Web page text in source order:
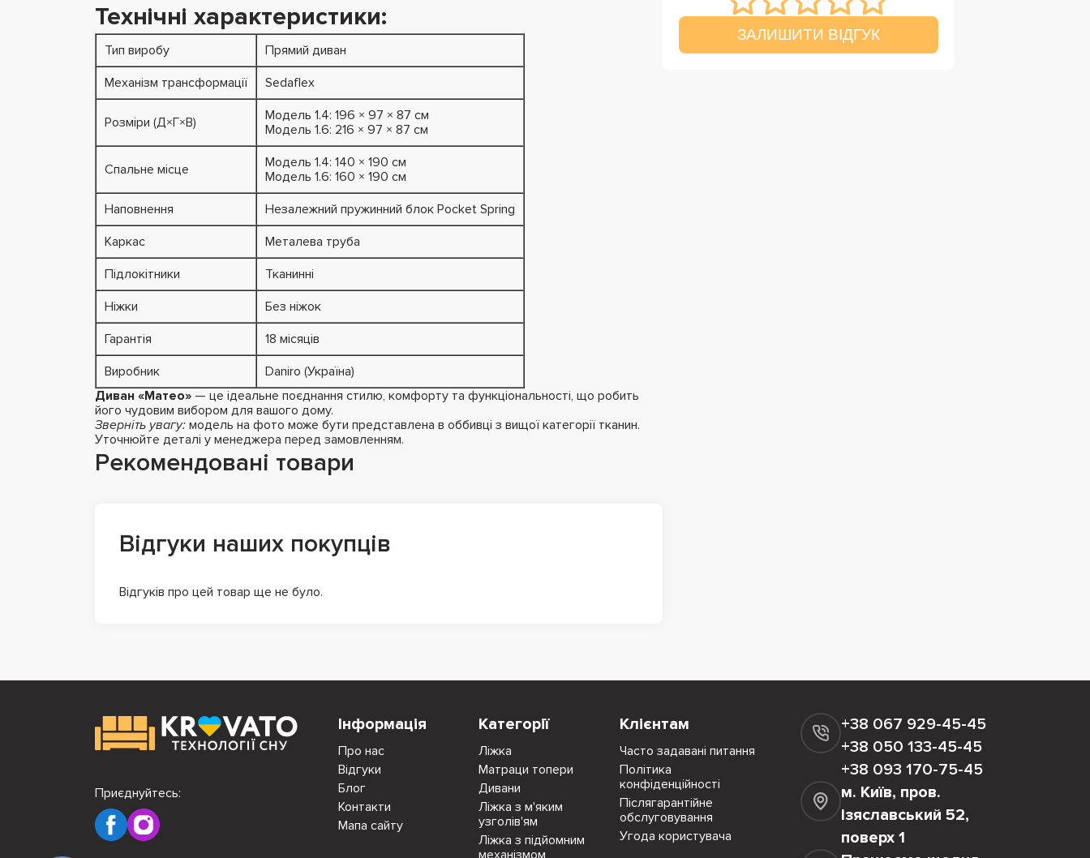
Технічні характеристики:
Тип виробу
Прямий диван
Механізм трансформації
Sedaflex
Розміри (Д×Г×В)
Модель 1.4: 196 × 97 × 87 см
Модель 1.6: 216 × 97 × 87 см
Спальне місце
Модель 1.4: 140 × 190 см
Модель 1.6: 160 × 190 см
Наповнення
Незалежний пружинний блок Pocket Spring
Каркас
Металева труба
Підлокітники
Тканинні
Ніжки
Без ніжок
Гарантія
18 місяців
Виробник
Daniro (Україна)
Диван «Матео» — це ідеальне поєднання стилю, комфорту та функціональності, що робить
його чудовим вибором для вашого дому.
Зверніть увагу: модель на фото може бути представлена в оббивці з вищої категорії тканин.
Уточнюйте деталі у менеджера перед замовленням.
Рекомендовані товари
Відгуки наших покупців
Відгуків про цей товар ще не було.
ЗАЛИШИТИ ВІДГУК
Інформація
Про нас
Відгуки
Блог
Контакти
Мапа сайту
Категорії
Ліжка
Матраци топери
Дивани
Ліжка з м'яким
узголів'ям
Ліжка з підйомним
механізмом
Клієнтам
Часто задавані питання
Політика
конфіденційності
Післягарантійне
обслуговування
Угода користувача
+38 067 929-45-45
+38 050 133-45-45
+38 093 170-75-45
м. Київ, пров.
Ізяславський 52,
поверх 1
Приєднуйтесь: